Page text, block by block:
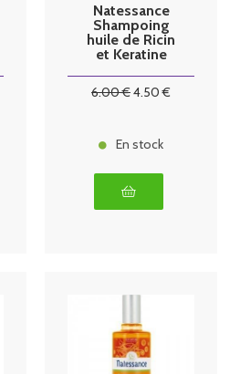
Natessance
Shampoing
huile de Ricin
et Keratine
6.00€4.50 €
En stock